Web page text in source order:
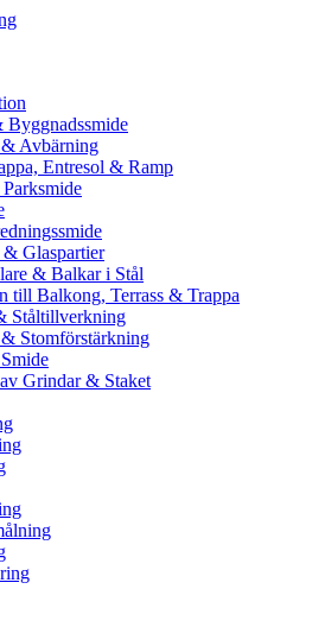
Byggnadssmide
Avbärning
Entresol & Ramp
Glaspartier
& Balkar i Stål
till Balkong, Terrass & Trappa
Ståltillverkning
Stomförstärkning
Grindar & Staket